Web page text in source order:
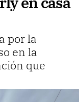
por la
en la
que